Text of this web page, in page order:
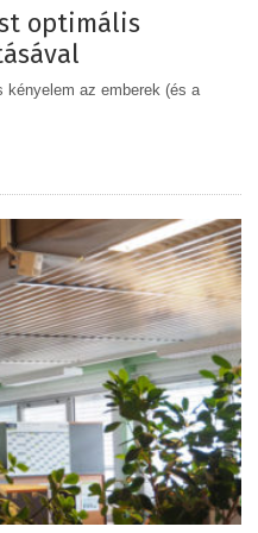
optimális
kényelem az emberek (és a